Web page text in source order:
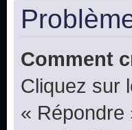
Comment
Cliquez sur
« Répondre